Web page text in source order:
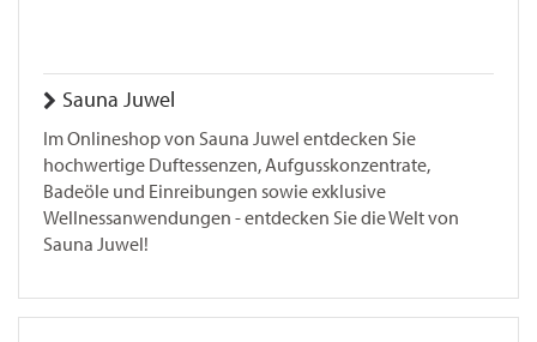
Sauna Juwel
Im Onlineshop von Sauna Juwel entdecken Sie
hochwertige Duftessenzen, Aufgusskonzentrate,
Badeöle und Einreibungen sowie exklusive
Wellnessanwendungen - entdecken Sie die Welt von
Sauna Juwel!